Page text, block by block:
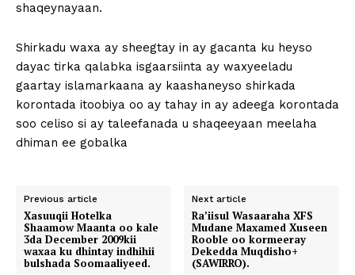
shaqeynayaan.
Shirkadu waxa ay sheegtay in ay gacanta ku heyso
dayac tirka qalabka isgaarsiinta ay waxyeeladu
gaartay islamarkaana ay kaashaneyso shirkada
korontada itoobiya oo ay tahay in ay adeega korontada
soo celiso si ay taleefanada u shaqeeyaan meelaha
dhiman ee gobalka
Previous article
Xasuuqii Hotelka
Shaamow Maanta oo kale
3da December 2009kii
waxaa ku dhintay indhihii
bulshada Soomaaliyeed.
Next article
Ra’iisul Wasaaraha XFS
Mudane Maxamed Xuseen
Rooble oo kormeeray
Dekedda Muqdisho+
(SAWIRRO).